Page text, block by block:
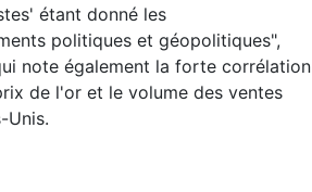
étant donné les
politiques et géopolitiques",
note également la forte corrélation
de l'or et le volume des ventes
Unis.